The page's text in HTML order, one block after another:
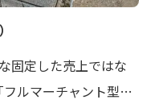
固定した売上ではな
ルマーチャント型」